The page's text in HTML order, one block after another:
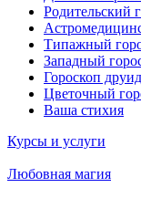
Родительский
Типажный
Западный
Гороскоп
Цветочный
Ваша стихия
Курсы и услуги
Любовная магия